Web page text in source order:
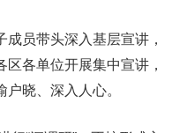
员带头深入基层宣讲，
各单位开展集中宣讲，
晓、深入人心。